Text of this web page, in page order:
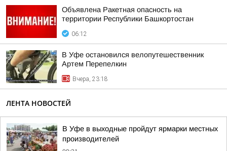
Объявлена Ракетная опасность на
территории Республики Башкортостан
06:12
В Уфе остановился велопутешественник
Артем Перепелкин
Вчера, 23:18
ЛЕНТА НОВОСТЕЙ
В Уфе в выходные пройдут ярмарки местных
производителей